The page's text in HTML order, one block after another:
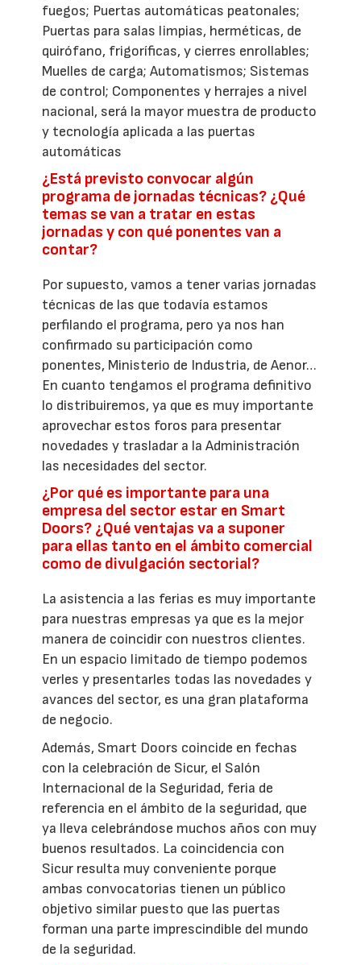
fuegos; Puertas automáticas peatonales;
Puertas para salas limpias, herméticas, de
quirófano, frigoríficas, y cierres enrollables;
Muelles de carga; Automatismos; Sistemas
de control; Componentes y herrajes a nivel
nacional, será la mayor muestra de producto
y tecnología aplicada a las puertas
automáticas
¿Está previsto convocar algún
programa de jornadas técnicas? ¿Qué
temas se van a tratar en estas
jornadas y con qué ponentes van a
contar?
Por supuesto, vamos a tener varias jornadas
técnicas de las que todavía estamos
perfilando el programa, pero ya nos han
confirmado su participación como
ponentes, Ministerio de Industria, de Aenor…
En cuanto tengamos el programa definitivo
lo distribuiremos, ya que es muy importante
aprovechar estos foros para presentar
novedades y trasladar a la Administración
las necesidades del sector.
¿Por qué es importante para una
empresa del sector estar en Smart
Doors? ¿Qué ventajas va a suponer
para ellas tanto en el ámbito comercial
como de divulgación sectorial?
La asistencia a las ferias es muy importante
para nuestras empresas ya que es la mejor
manera de coincidir con nuestros clientes.
En un espacio limitado de tiempo podemos
verles y presentarles todas las novedades y
avances del sector, es una gran plataforma
de negocio.
Además, Smart Doors coincide en fechas
con la celebración de Sicur, el Salón
Internacional de la Seguridad, feria de
referencia en el ámbito de la seguridad, que
ya lleva celebrándose muchos años con muy
buenos resultados. La coincidencia con
Sicur resulta muy conveniente porque
ambas convocatorias tienen un público
objetivo similar puesto que las puertas
forman una parte imprescindible del mundo
de la seguridad.